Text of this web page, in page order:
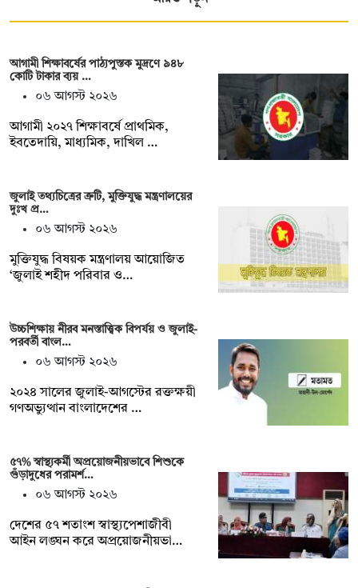
আগামী শিক্ষাবর্ষের পাঠ্যপুস্তক মুদ্রণে ৯৪৮
কোটি টাকার ব্যয় …
০৬ আগস্ট ২০২৬
আগামী ২০২৭ শিক্ষাবর্ষে প্রাথমিক,
ইবতেদায়ি, মাধ্যমিক, দাখিল …
জুলাই তথ্যচিত্রের ত্রুটি, মুক্তিযুদ্ধ মন্ত্রণালয়ের
দুঃখ প্র…
০৬ আগস্ট ২০২৬
মুক্তিযুদ্ধ বিষয়ক মন্ত্রণালয় আয়োজিত
‘জুলাই শহীদ পরিবার ও…
উচ্চশিক্ষায় নীরব মনস্তাত্ত্বিক বিপর্যয় ও জুলাই-
পরবর্তী বাংল…
০৬ আগস্ট ২০২৬
২০২৪ সালের জুলাই-আগস্টের রক্তক্ষয়ী
গণঅভ্যুত্থান বাংলাদেশের …
৫৭% স্বাস্থ্যকর্মী অপ্রয়োজনীয়ভাবে শিশুকে
গুঁড়াদুধের পরামর্শ…
০৬ আগস্ট ২০২৬
দেশের ৫৭ শতাংশ স্বাস্থ্যপেশাজীবী
আইন লঙ্ঘন করে অপ্রয়োজনীয়ভা…